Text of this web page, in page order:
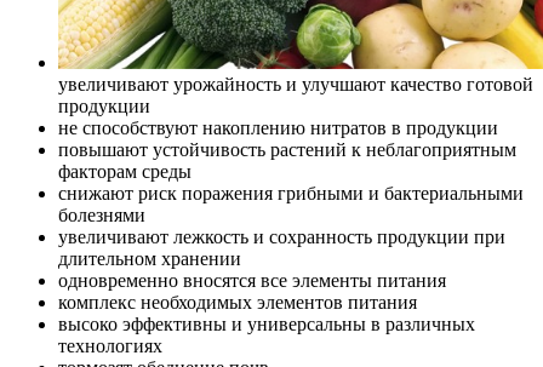
увеличивают урожайность и улучшают качество готовой
продукции
не способствуют накоплению нитратов в продукции
повышают устойчивость растений к неблагоприятным
факторам среды
снижают риск поражения грибными и бактериальными
болезнями
увеличивают лежкость и сохранность продукции при
длительном хранении
одновременно вносятся все элементы питания
комплекс необходимых элементов питания
высоко эффективны и универсальны в различных
технологиях